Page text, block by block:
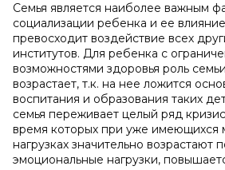
Семья является наиболее важным
социализации ребенка и ее
превосходит воздействие всех
институтов. Для ребенка с
возможностями здоровья роль
возрастает, т.к. на нее ложится
воспитания и образования таких
семья переживает целый ряд
время которых при уже имеющихся
нагрузках значительно возрастают
эмоциональные нагрузки,